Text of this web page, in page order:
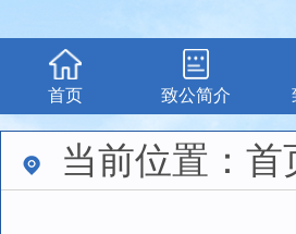
首页 致公简介
当前位置：